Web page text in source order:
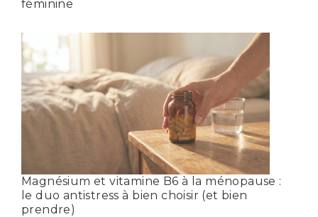
féminine
Magnésium et vitamine B6 à la ménopause :
le duo antistress à bien choisir (et bien
prendre)